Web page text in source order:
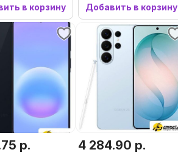
в корзину Добавить в корзину
р. 4 284.90 р.